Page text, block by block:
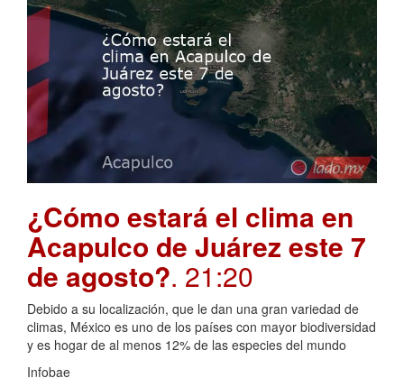
¿Cómo estará el clima en
Acapulco de Juárez este 7
de agosto?. 21:20
Debido a su localización, que le dan una gran variedad de
climas, México es uno de los países con mayor biodiversidad
y es hogar de al menos 12% de las especies del mundo
Infobae